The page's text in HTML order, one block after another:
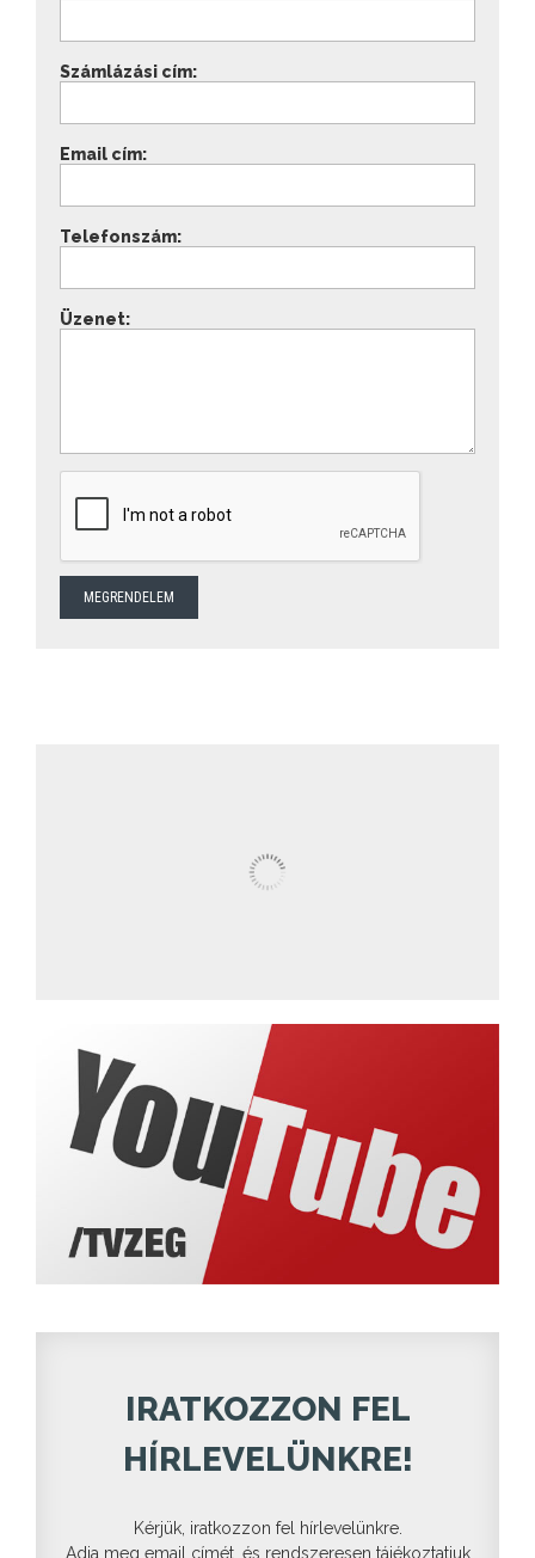
Számlázási cím:
Email cím:
Telefonszám:
Üzenet:
IRATKOZZON FEL
HÍRLEVELÜNKRE!
Kérjük, iratkozzon fel hírlevelünkre.
Adja meg email címét, és rendszeresen tájékoztatjuk